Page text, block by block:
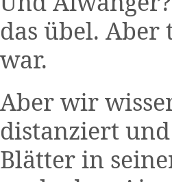
das übel.
war.
Aber wir
distanziert
Blätter in